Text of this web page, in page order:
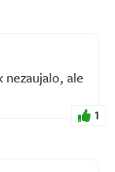
ale
1